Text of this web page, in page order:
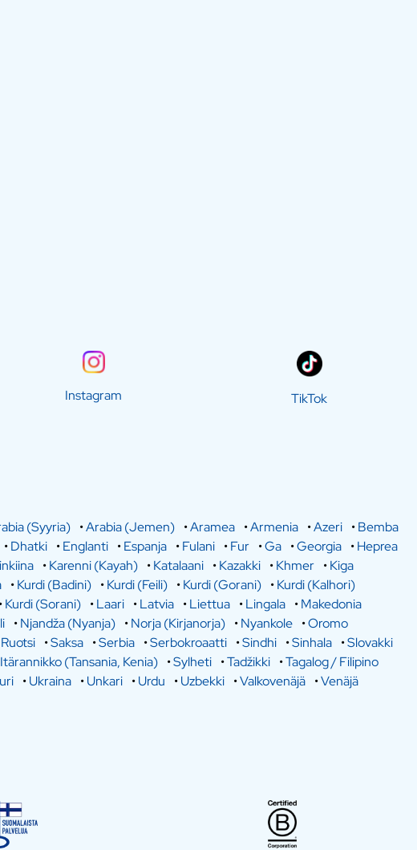
Instagram TikTok
(Syyria) •Arabia (Jemen) •Aramea •Armenia •Azeri •Bemba
•Dhatki •Englanti •Espanja •Fulani •Fur •Ga •Georgia •Heprea
•Karenni (Kayah) •Katalaani •Kazakki •Khmer •Kiga
•Kurdi (Badini) •Kurdi (Feili) •Kurdi (Gorani) •Kurdi (Kalhori)
•Kurdi (Sorani) •Laari •Latvia •Liettua •Lingala •Makedonia
•Njandža (Nyanja) •Norja (Kirjanorja) •Nyankole •Oromo
Ruotsi •Saksa •Serbia •Serbokroaatti •Sindhi •Sinhala •Slovakki
(Tansania, Kenia) •Sylheti •Tadžikki •Tagalog / Filipino
•Ukraina •Unkari •Urdu •Uzbekki •Valkovenäjä •Venäjä